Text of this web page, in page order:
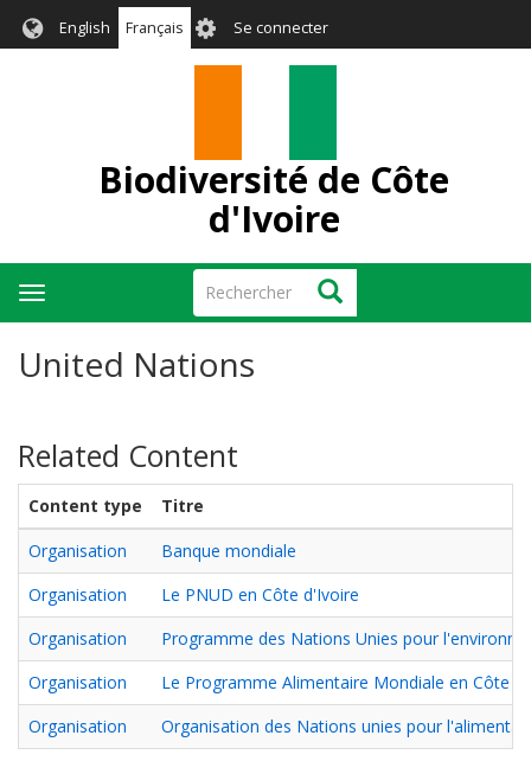
English Français User
account
Se connecter
Biodiversité de Côte
d'Ivoire
Rechercher Rechercher
Toggle
navigation
United Nations
Related Content
Content type
Titre
Organisation
Banque mondiale
Organisation
Le PNUD en Côte d'Ivoire
Organisation
Programme des Nations Unies pour
Organisation
Le Programme Alimentaire Mondiale en Côte
Organisation
Organisation des Nations unies pour